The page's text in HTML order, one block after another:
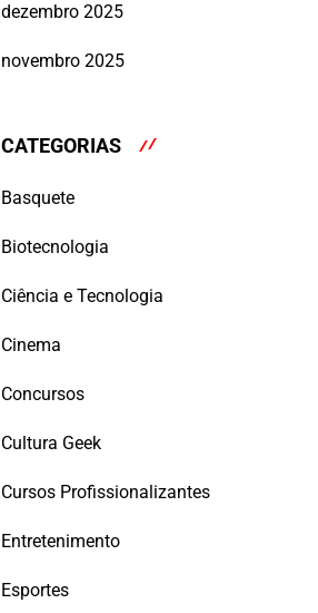
dezembro 2025
novembro 2025
CATEGORIAS
Basquete
Biotecnologia
Ciência e Tecnologia
Cinema
Concursos
Cultura Geek
Cursos Profissionalizantes
Entretenimento
Esportes